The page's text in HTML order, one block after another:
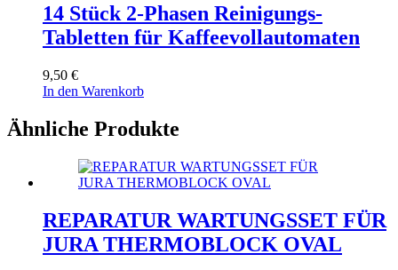
14 Stück 2-Phasen Reinigungs-
Tabletten für Kaffeevollautomaten
9,50 €
In den Warenkorb
Ähnliche Produkte
REPARATUR WARTUNGSSET FÜR
JURA THERMOBLOCK OVAL